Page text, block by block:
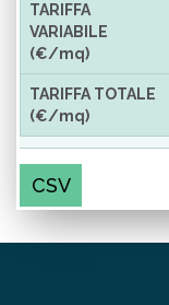
TARIFFA
VARIABILE
(€/mq)
TARIFFA TOTALE
(€/mq)
CSV